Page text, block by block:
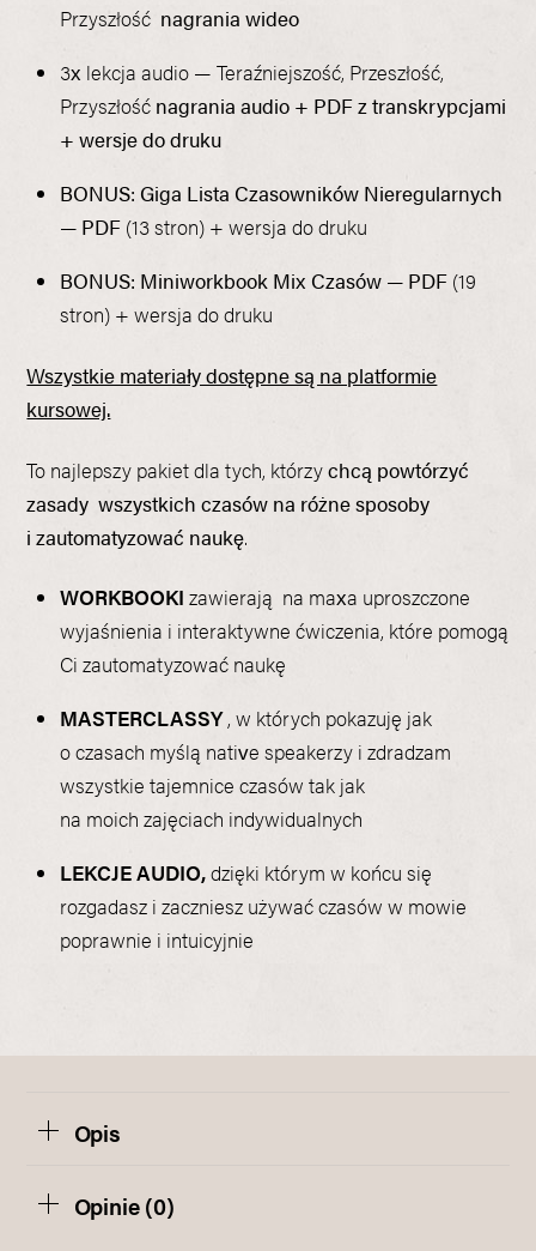
Przyszłość nagrania wideo
3x lekcja audio — Teraźniejszość, Przeszłość,
Przyszłość nagrania audio + PDF z transkrypcjami
+ wersje do druku
BONUS: Giga Lista Czasowników Nieregularnych
— PDF (13 stron) + wersja do druku
BONUS: Miniworkbook Mix Czasów — PDF (19
stron) + wersja do druku
Wszystkie materiały dostępne są na platformie
kursowej.
To najlepszy pakiet dla tych, którzychcą powtórzyć
zasady wszystkich czasów na różne sposoby
i zautomatyzować naukę.
WORKBOOKI zawierają na maxa uproszczone
wyjaśnienia i interaktywne ćwiczenia, które pomogą
Ci zautomatyzować naukę
MASTERCLASSY, w których pokazuję jak
o czasach myślą native speakerzy i zdradzam
wszystkie tajemnice czasów tak jak
na moich zajęciach indywidualnych
LEKCJE AUDIO,dzięki którym w końcu się
rozgadasz i zaczniesz używać czasów w mowie
poprawnie i intuicyjnie
Opis
Opinie (0)